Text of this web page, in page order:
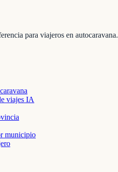
para viajeros en autocaravana.
viajes IA
municipio